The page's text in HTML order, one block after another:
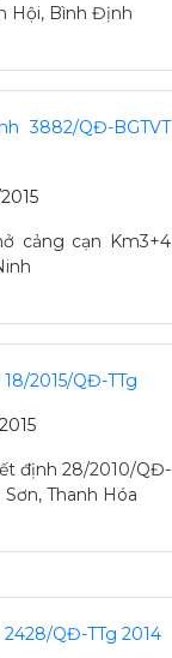
Hội, Bình Định
3882/QĐ-BGTVT
cảng cạn Km3+4
2015/QĐ-TTg
định 28/2010/QĐ-
Thanh Hóa
QĐ-TTg 2014